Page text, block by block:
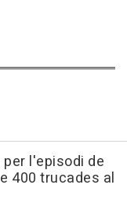
l'episodi de
400 trucades al